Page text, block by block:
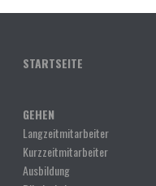
STARTSEITE
GEHEN
Langzeitmitarbeiter
Kurzzeitmitarbeiter
Ausbildung